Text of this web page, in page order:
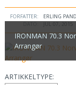
FORFATTER:
ERLING
JUL 07, 2015
IRONMAN 70.3
Arrangør
ARTIKKELTYPE: